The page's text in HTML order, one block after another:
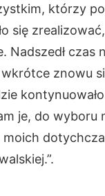
którzy
się
Nadszedł
znowu
je, do